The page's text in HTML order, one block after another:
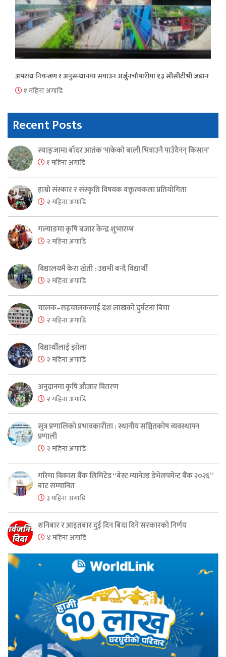
अपराध नियन्त्रण र अनुसन्धानमा सघाउन अर्जुनचौपारीमा १३ सीसीटीभी जडान
१ महिना अगाडि
Recent Posts
स्याङ्जामा बाँदर आतंक ‘पाकेको बाली भित्राउनै पाउँदैनन् किसान’
१ महिना अगाडि
हाम्रो संस्कार र संस्कृति विषयक वक्तृत्वकला प्रतियोगिता
२ महिना अगाडि
गल्याङमा कृषि बजार केन्द्र शुभारम्भ
२ महिना अगाडि
विद्यालयमै केरा खेती : उद्यमी बन्दै विद्यार्थी
२ महिना अगाडि
चालक–सहचालकलाई दश लाखको दुर्घटना बिमा
२ महिना अगाडि
विद्यार्थीलाई झोला
२ महिना अगाडि
अनुदानमा कृषि औजार वितरण
२ महिना अगाडि
सुत्र प्रणालिको प्रभावकारीता : स्थानीय सञ्चितकोष व्यवस्थापन
प्रणाली
२ महिना अगाडि
गरिमा विकास बैंक लिमिटेड “बेस्ट म्यानेज्ड डेभेलपमेन्ट बैंक २०२६”
बाट सम्मानित
३ महिना अगाडि
शनिबार र आइतबार दुई दिन बिदा दिने सरकारको निर्णय
४ महिना अगाडि